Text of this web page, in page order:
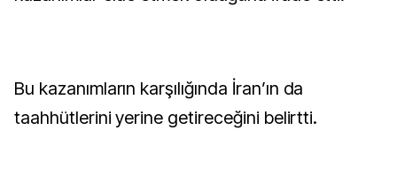
Bu kazanımların karşılığında İran’ın da
taahhütlerini yerine getireceğini belirtti.